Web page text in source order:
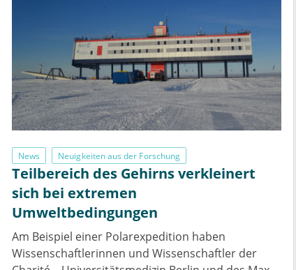
News Neuigkeiten aus der Forschung
Teilbereich des Gehirns verkleinert
sich bei extremen
Umweltbedingungen
Am Beispiel einer Polarexpedition haben
Wissenschaftlerinnen und Wissenschaftler der